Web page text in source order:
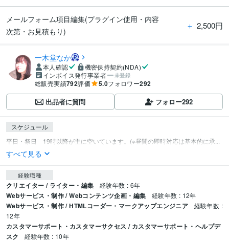
メールフォーム項目編集(プラグイン使用・内容
次第・お見積もり)
＋ 2,500円
一木堂なか
本人確認
機密保持契約(NDA)
インボイス発行事業者
未登録
総販売実績792評価 5.0フォロワー292
出品者に質問 フォロー292
スケジュール
平日・祭日　19時以降が主に空いています。(※昼間の即時対応は基本的に承...
すべて見る
経験職種
クリエイター / ライター・編集 経験年数 : 6年
Webサービス・制作 / Webコンテンツ企画・編集 経験年数 : 12年
Webサービス・制作 / HTMLコーダー・マークアップエンジニア
経験年数 :
12年
カスタマーサポート・カスタマーサクセス / カスタマーサポート・ヘルプデ
スク
経験年数 : 10年